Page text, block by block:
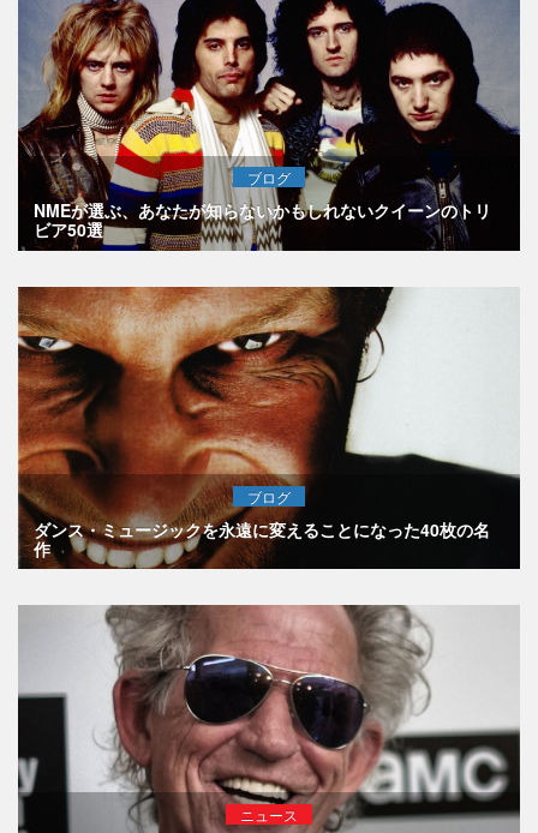
ブログ
NMEが選ぶ、あなたが知らないかもしれないクイーンのトリ
ビア50選
ブログ
ダンス・ミュージックを永遠に変えることになった40枚の名
作
ニュース